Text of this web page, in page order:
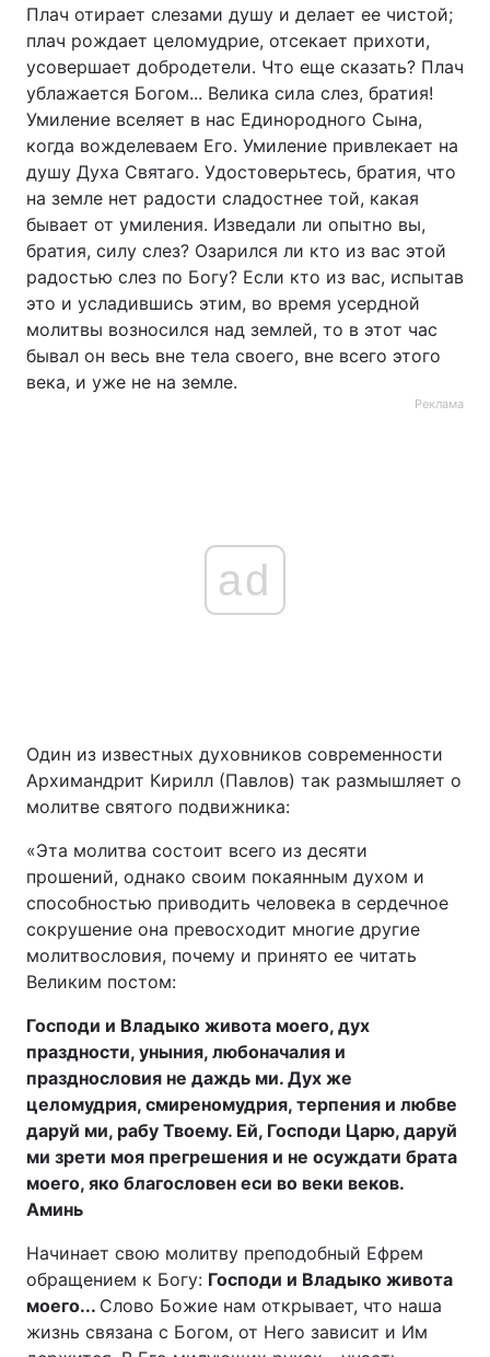
Плач отирает слезами душу и делает ее чистой;
плач рождает целомудрие, отсекает прихоти,
усовершает добродетели. Что еще сказать? Плач
ублажается Богом... Велика сила слез, братия!
Умиление вселяет в нас Единородного Сына,
когда вожделеваем Его. Умиление привлекает на
душу Духа Святаго. Удостоверьтесь, братия, что
на земле нет радости сладостнее той, какая
бывает от умиления. Изведали ли опытно вы,
братия, силу слез? Озарился ли кто из вас этой
радостью слез по Богу? Если кто из вас, испытав
это и усладившись этим, во время усердной
молитвы возносился над землей, то в этот час
бывал он весь вне тела своего, вне всего этого
века, и уже не на земле.
Реклама
ad
Один из известных духовников современности
Архимандрит Кирилл (Павлов) так размышляет о
молитве святого подвижника:
«Эта молитва состоит всего из десяти
прошений, однако своим покаянным духом и
способностью приводить человека в сердечное
сокрушение она превосходит многие другие
молитвословия, почему и принято ее читать
Великим постом:
Господи и Владыко живота моего, дух
праздности, уныния, любоначалия и
празднословия не даждь ми. Дух же
целомудрия, смиреномудрия, терпения и любве
даруй ми, рабу Твоему. Ей, Господи Царю, даруй
ми зрети моя прегрешения и не осуждати брата
моего, яко благословен еси во веки веков.
Аминь
Начинает свою молитву преподобный Ефрем
обращением к Богу: Господи и Владыко живота
моего... Слово Божие нам открывает, что наша
жизнь связана с Богом, от Него зависит и Им